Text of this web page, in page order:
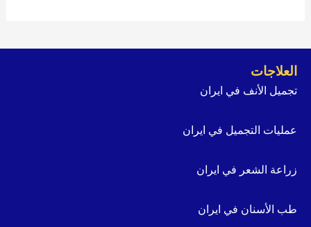
العلاجات
تجميل الأنف في ايران
عمليات التجميل في ايران
زراعة الشعر في ايران
طب الأسنان في ايران